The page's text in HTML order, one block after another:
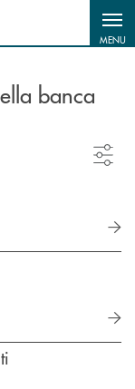
MENU
banca